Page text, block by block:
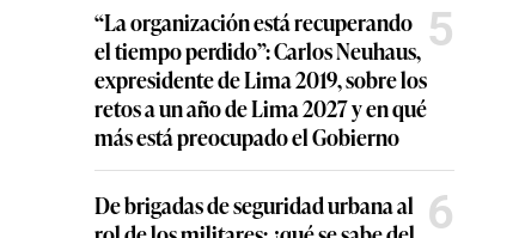
“La organización está recuperando
el tiempo perdido”: Carlos Neuhaus,
expresidente de Lima 2019, sobre los
retos a un año de Lima 2027 y en qué
más está preocupado el Gobierno
5
De brigadas de seguridad urbana al 6